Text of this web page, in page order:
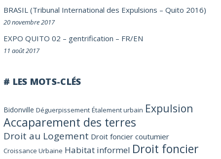
BRASIL (Tribunal International des Expulsions – Quito 2016)
20 novembre 2017
EXPO QUITO 02 – gentrification – FR/EN
11 août 2017
# LES MOTS-CLÉS
Bidonville Déguerpissement Étalement urbain Expulsion
Accaparement des terres
Droit au Logement Droit foncier coutumier
Croissance Urbaine Habitat informel Droit foncier